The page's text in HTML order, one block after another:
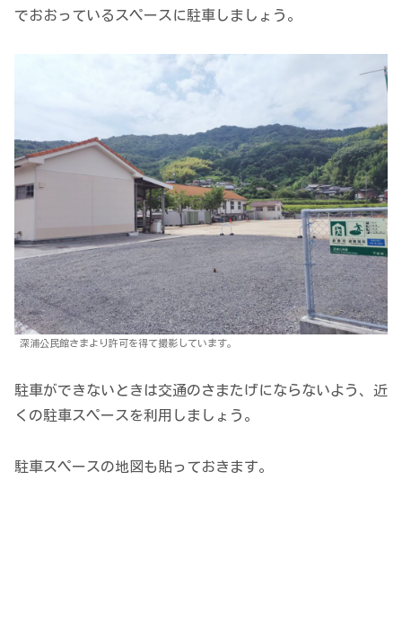
でおおっているスペースに駐車しましょう。
深浦公民館さまより許可を得て撮影しています。
駐車ができないときは交通のさまたげにならないよう、近
くの駐車スペースを利用しましょう。
駐車スペースの地図も貼っておきます。